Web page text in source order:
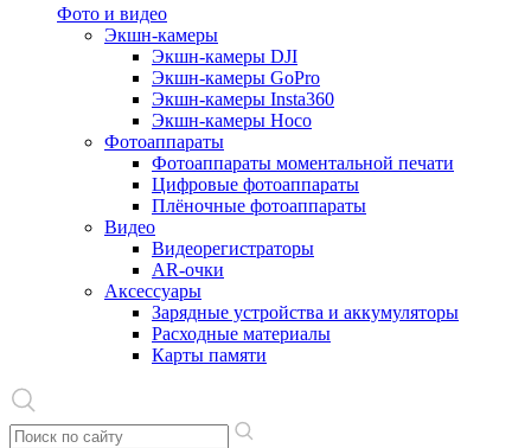
Фото и видео
Экшн-камеры
Экшн-камеры DJI
Экшн-камеры GoPro
Экшн-камеры Insta360
Экшн-камеры Hoco
Фотоаппараты
Фотоаппараты моментальной печати
Цифровые фотоаппараты
Плёночные фотоаппараты
Видео
Видеорегистраторы
AR-очки
Аксессуары
Зарядные устройства и аккумуляторы
Расходные материалы
Карты памяти